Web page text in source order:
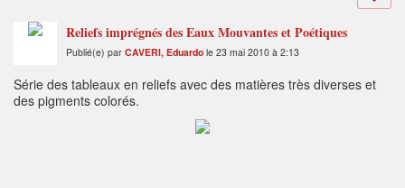
Reliefs imprégnés des Eaux Mouvantes et Poétiques
Publié(e) par CAVERI, Eduardo le 23 mai 2010 à 2:13
Série des tableaux en reliefs avec des matières très diverses et
des pigments colorés.